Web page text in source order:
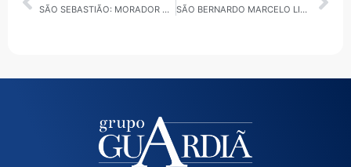
SÃO SEBASTIÃO: MORADOR DESAPARECE NO CEARÁ APÓS VIAJAR PARA ENCONTRAR NAMORADA VIRTUAL SÃO BERNARDO MARCELO LIMA FAZ CAMINHADA NO BAIRRO ALVARENGA